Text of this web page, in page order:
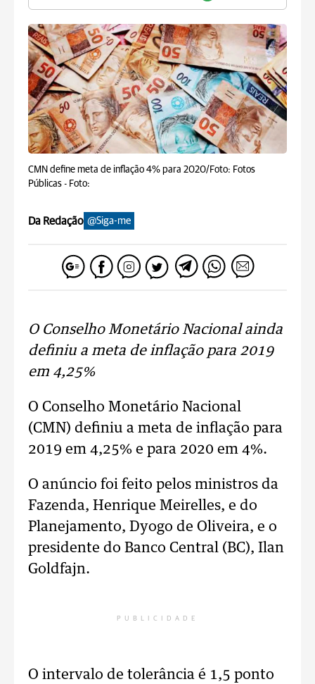
CMN define meta de inflação 4% para 2020/Foto: Fotos
Públicas - Foto:
Da Redação @Siga-me
O Conselho Monetário Nacional ainda
definiu a meta de inflação para 2019
em 4,25%
O Conselho Monetário Nacional
(CMN) definiu a meta de inflação para
2019 em 4,25% e para 2020 em 4%.
O anúncio foi feito pelos ministros da
Fazenda, Henrique Meirelles, e do
Planejamento, Dyogo de Oliveira, e o
presidente do Banco Central (BC), Ilan
Goldfajn.
PUBLICIDADE
O intervalo de tolerância é 1,5 ponto